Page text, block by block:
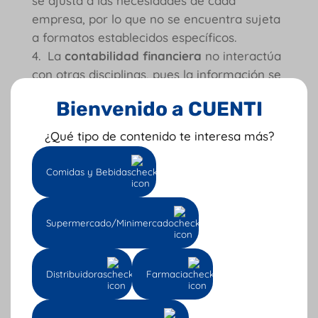
empresa, por lo que no se encuentra sujeta
a formatos establecidos específicos.
La contabilidad financiera no interactúa
con otras disciplinas, pues la información se
sean manuales o electrónicos; por otro lado,
la contabilidad administrativa se relaciona
con estadística, economía y matemáticas.
🤓Sigue este tip emprendedor ➡️
optimizar el flujo de caja de tu PyME?
Cuenti y otras herramientas
para la contabilidad
financiera de tu empresa
Bienvenido a CUENTI
¿Qué tipo de contenido te interesa más?
Comidas y Bebidas
Supermercado/Minimercado
Distribuidoras Farmacia